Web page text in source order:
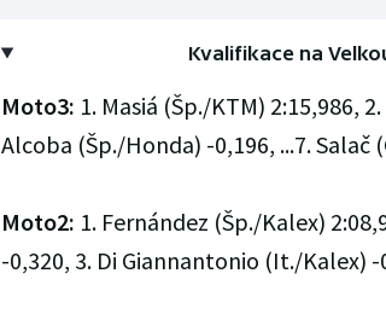
Kvalifikace na
Moto3: 1. Masiá (Šp./KTM) 2:15,986,
Alcoba (Šp./Honda) -0,196, ...7. Salač
Moto2: 1. Fernández (Šp./Kalex)
-0,320, 3. Di Giannantonio (It./Kalex) -